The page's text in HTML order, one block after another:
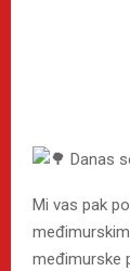
Danas
Mi vas pak
međimurske